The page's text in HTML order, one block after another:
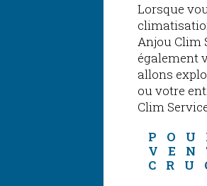
Lorsque
Anjou Clim
également
allons
ou votre
Clim